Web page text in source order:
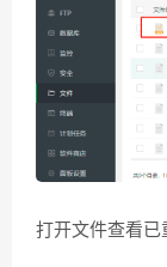
打开文件查看已